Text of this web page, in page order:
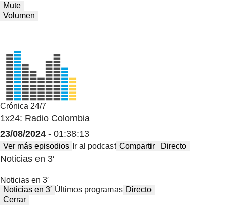
Mute
Volumen
Crónica 24/7
1x24: Radio Colombia
23/08/2024 - 01:38:13
Ver más episodios Ir al podcast Compartir Directo
Noticias en 3′
Noticias en 3′
Noticias en 3′ Últimos programas Directo
Cerrar